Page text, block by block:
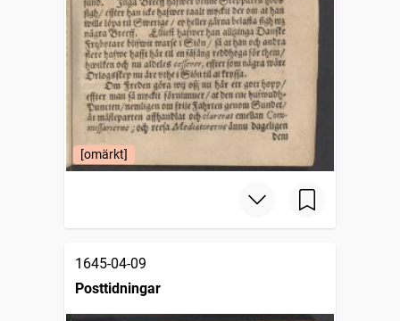
[omärkt]
1645-04-09
Posttidningar